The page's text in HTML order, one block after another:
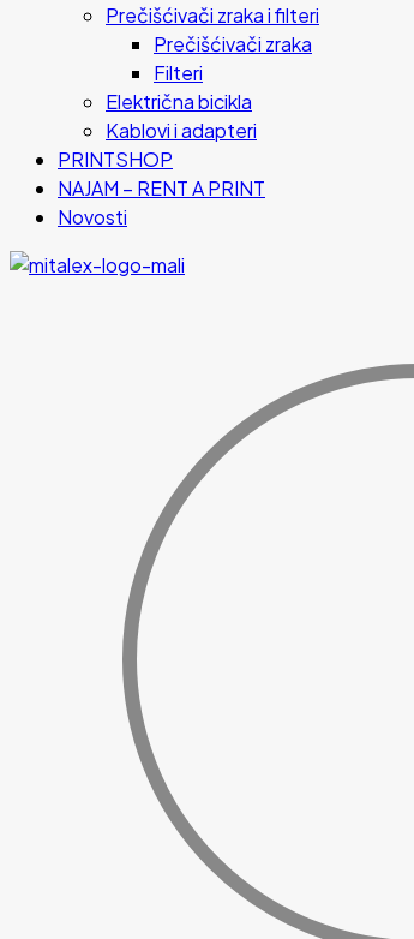
Prečišćivači zraka i filteri
Prečišćivači zraka
Filteri
Električna bicikla
Kablovi i adapteri
PRINTSHOP
NAJAM – RENT A PRINT
Novosti